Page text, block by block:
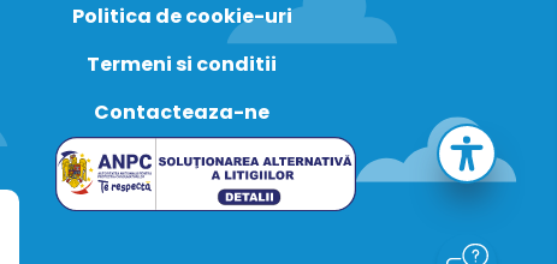
Politica de cookie-uri
Termeni si conditii
Contacteaza-ne